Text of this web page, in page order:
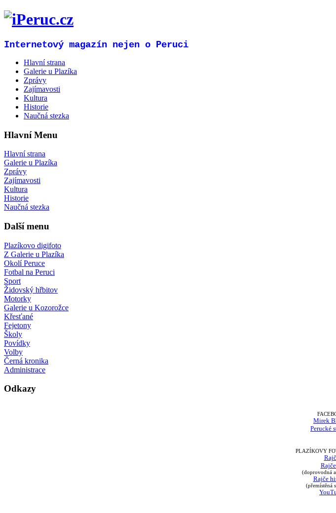
Internetový magazín nejen o Peruci
Hlavní strana
Galerie u Plazíka
Zprávy
Zajímavosti
Kultura
Historie
Naučná stezka
Hlavní Menu
Hlavní strana
Galerie u Plazíka
Zprávy
Zajímavosti
Kultura
Historie
Naučná stezka
Další menu
Plazíkovo digifoto
Z Galerie u Plazíka
Okolí Peruce
Fotbal na Peruci
Sport
Židovský hřbitov
Motorky
Galerie u Kozorožce
Křesťané
Fejetony
Školy
Povídky
Volby
Černá kronika
Administrace
Odkazy
Mirek
Perucké
PLAZÍKOVY
(doprovodná
Rajče
(přemístěná